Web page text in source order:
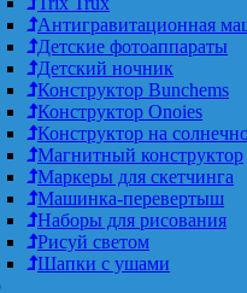
Антигравитационная
Детские фотоаппараты
Детский ночник
Конструктор Bunchems
Конструктор Onoies
Конструктор на
Магнитный конструктор
Маркеры для скетчинга
Машинка-перевертыш
Наборы для рисования
Рисуй светом
Шапки с ушами